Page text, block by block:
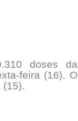
doses da
feira (16). O
(15).